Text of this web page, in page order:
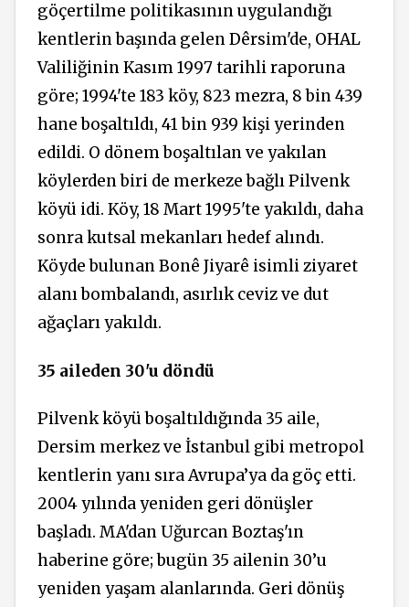
göçertilme politikasının uygulandığı
kentlerin başında gelen Dêrsim'de, OHAL
Valiliğinin Kasım 1997 tarihli raporuna
göre; 1994'te 183 köy, 823 mezra, 8 bin 439
hane boşaltıldı, 41 bin 939 kişi yerinden
edildi. O dönem boşaltılan ve yakılan
köylerden biri de merkeze bağlı Pilvenk
köyü idi. Köy, 18 Mart 1995'te yakıldı, daha
sonra kutsal mekanları hedef alındı.
Köyde bulunan Bonê Jiyarê isimli ziyaret
alanıbombalandı, asırlıkceviz ve dut
ağaçları yakıldı.
35 aileden 30'u döndü
Pilvenk köyü boşaltıldığında 35 aile,
Dersim merkez ve İstanbul gibi metropol
kentlerin yanı sıra Avrupa’ya da göç etti.
2004 yılında yeniden geri dönüşler
başladı. MA'dan Uğurcan Boztaş'ın
haberine göre; bugün 35 ailenin 30’u
yeniden yaşam alanlarında. Geri dönüş